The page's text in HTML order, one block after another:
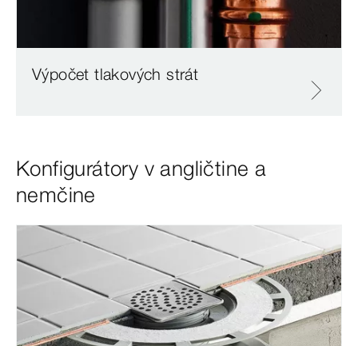
Výpočet tlakových strát
Konfigurátory v angličtine a
nemčine